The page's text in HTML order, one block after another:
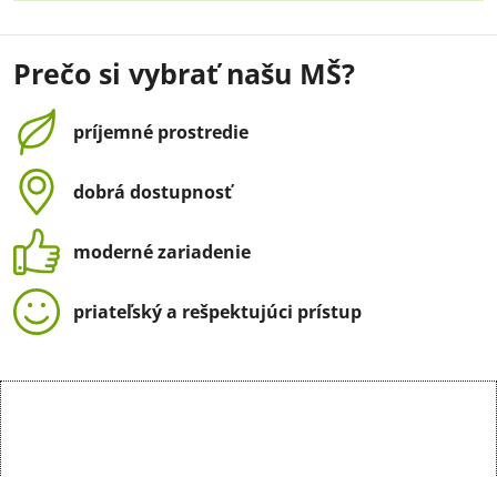
Prečo si vybrať našu MŠ?
príjemné prostredie
dobrá dostupnosť
moderné zariadenie
priateľský a rešpektujúci prístup